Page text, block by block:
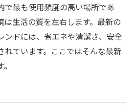
で最も使用頻度の高い場所であ
は生活の質を左右します。最新の
ンドには、省エネや清潔さ、安全
れています。ここではそんな最新